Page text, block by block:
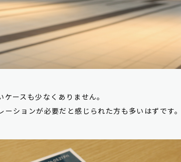
ースも少なくありません。
ションが必要だと感じられた方も多いはずです。